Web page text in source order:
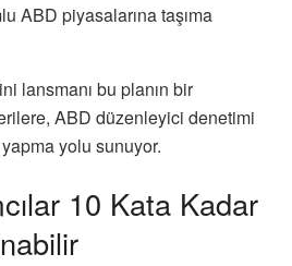
ABD piyasalarına taşıma
lansmanı bu planın bir
ABD düzenleyici denetimi
yolu sunuyor.
10 Kata Kadar